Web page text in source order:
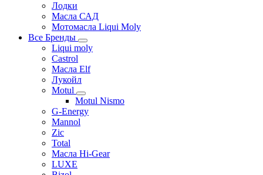
Лодки
Масла САД
Мотомасла Liqui Moly
Все Бренды
Liqui moly
Castrol
Масла Elf
Лукойл
Motul
Motul Nismo
G-Energy
Mannol
Zic
Total
Масла Hi-Gear
LUXE